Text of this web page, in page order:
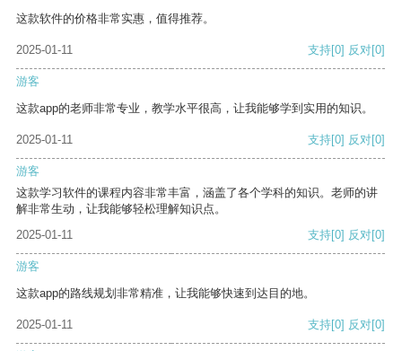
这款软件的价格非常实惠，值得推荐。
2025-01-11 支持[0] 反对[0]
游客
这款app的老师非常专业，教学水平很高，让我能够学到实用的知识。
2025-01-11 支持[0] 反对[0]
游客
这款学习软件的课程内容非常丰富，涵盖了各个学科的知识。老师的讲
解非常生动，让我能够轻松理解知识点。
2025-01-11
支持[0] 反对[0]
游客
这款app的路线规划非常精准，让我能够快速到达目的地。
2025-01-11 支持[0] 反对[0]